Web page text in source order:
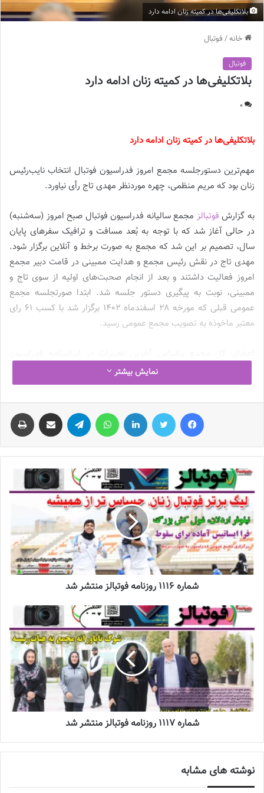
بلاتکلیفی‌ها در کمیته زنان ادامه دارد
خانه/ فوتبال
فوتبال
بلاتکلیفی‌ها در کمیته زنان ادامه دارد
0
بلاتکلیفی‌ها در کمیته زنان ادامه دارد
مهم‌ترین دستورجلسه مجمع امروز فدراسیون فوتبال انتخاب نایب‌رئیس
زنان بود که مریم منظمی، چهره موردنظر مهدی تاج رأی نیاورد.
به گزارش فوتبالز مجمع سالیانه فدراسیون فوتبال صبح امروز (سه‌شنبه)
در حالی آغاز شد که با توجه به بُعد مسافت و ترافیک سفرهای پایان
سال، تصمیم بر این شد که مجمع به صورت برخط و آنلاین برگزار شود.
مهدی تاج در نقش رئیس مجمع و هدایت ممبینی در قامت دبیر مجمع
امروز فعالیت داشتند و بعد از انجام صحبت‌های اولیه از سوی تاج و
ممبینی، نوبت به پیگیری دستور جلسه شد. ابتدا صورتجلسه مجمع
عمومی قبلی که مورخه ۲۸ اسفندماه ۱۴۰۲ برگزار شد با کسب ۶۱ رای
معتبر ماخوذه به تصویب مجمع عمومی رسید.
از مهم‌ترین دستور جلسات امروز، بحث انتخاب نایب‌رئیس زنان بود؛
آن‌هم در حالی‌که مریم منظمی از اسفندماه سال گذشته در کسوت
سرپرست نایب‌رئیسی زنان مشغول به فعالیت بود و چشم امیدش به
مجمع امروز که بتواند با دریافت رأی اعتماد از مجمع، به کار خود در
قامت نایب‌رئیس زنان ادامه بدهد اما شرایط مطابق انتظار منظمی پیش
نرفت.
منظمی برای نایب‌رئیس‌شدن 2 رأی کم آورد!
اعضای مجمع بعد از تایید گزارش حسابرس مستقلفدراسیون فوتبال
ثبت 56 رأی مثبت، به سراغ بررسی صلاحیت و انتخاب نایب‌رئیس زنان
فدراسیون فوتبال رفتند. با توجه به قانون، مریم منظمی برای کسب
کرسی نایب‌رئیسی زنان فدراسیون فوتبال نیاز به (اخذ 50 درصد + 1 رأی)
اعضای حاضر در جلسه امروز مجمع داشت. با توجه به این قانون، او باید
از 70 عضو مجمع موفق به کسب 36 رأی می‌شد اما بعد از برگزاری
اعتماد نتوانست کرسی نایب‌رئیسی زنان را به‌دست آورد!
نوشته های مشابه
چالش هاى ليست جدید تيم ملى فوتبال
زنان
2023-06-14
زنان
نمایش بیشتر
شماره 1116 روزنامه فوتبالز منتشر شد
شماره 1117 روزنامه فوتبالز منتشر شد
نوشته های مشابه